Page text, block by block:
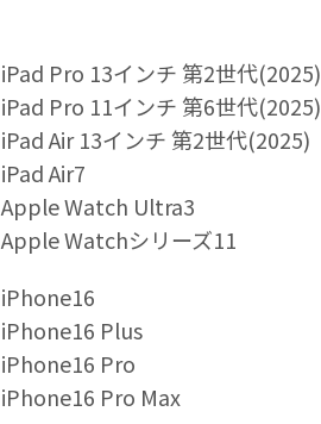
iPad Pro 13インチ 第2世代(2025)
iPad Pro 11インチ 第6世代(2025)
iPad Air 13インチ 第2世代(2025)
iPad Air7
Apple Watch Ultra3
Apple Watchシリーズ11
iPhone16
iPhone16 Plus
iPhone16 Pro
iPhone16 Pro Max